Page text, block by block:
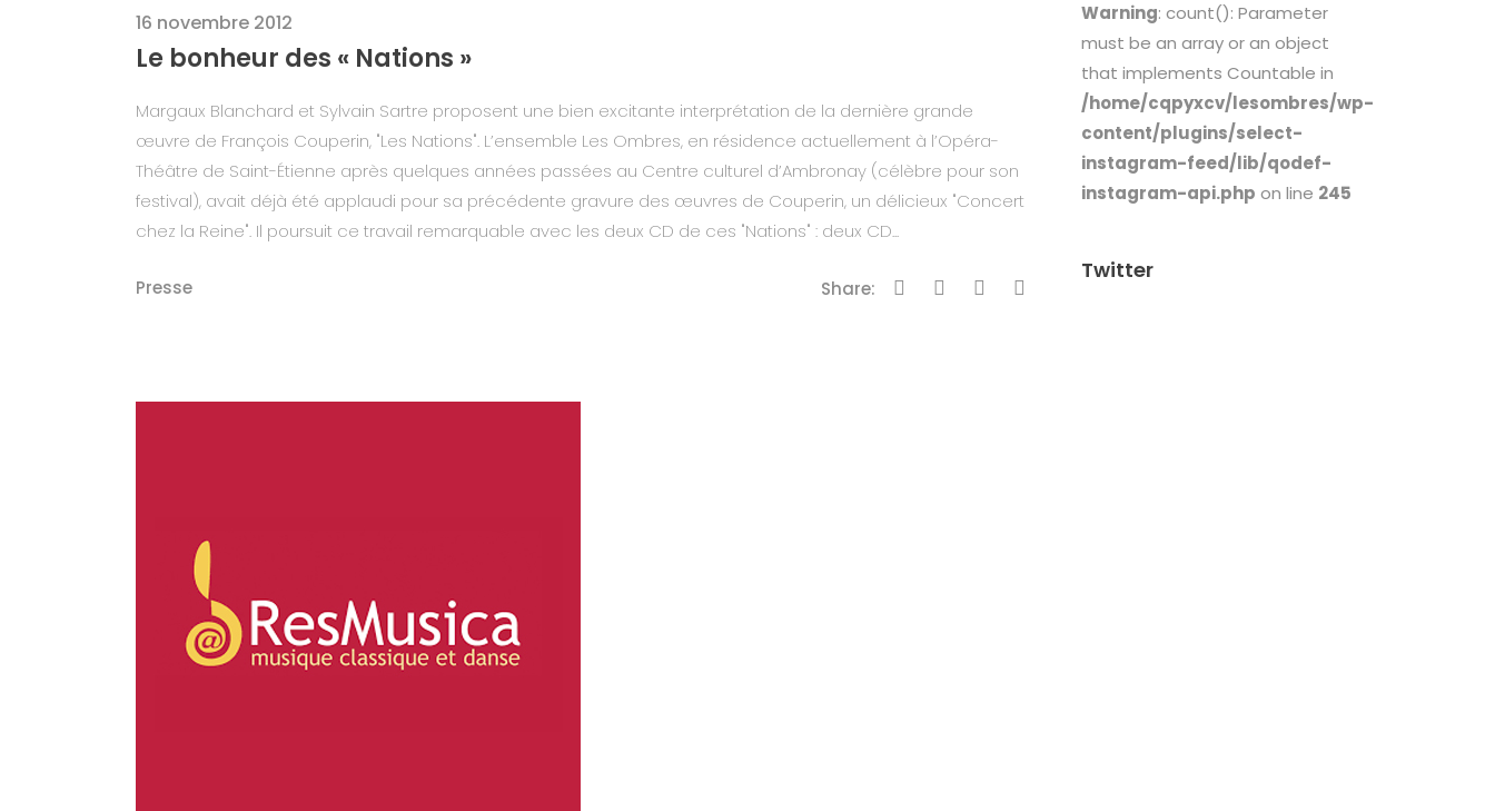
16 novembre 2012
Le bonheur des « Nations »
Margaux Blanchard et Sylvain Sartre proposent une bien excitante interprétation de la dernière grande
œuvre de François Couperin, "Les Nations". L’ensemble Les Ombres, en résidence actuellement à l’Opéra-
Théâtre de Saint-Étienne après quelques années passées au Centre culturel d’Ambronay (célèbre pour son
festival), avait déjà été applaudi pour sa précédente gravure des œuvres de Couperin, un délicieux "Concert
chez la Reine". Il poursuit ce travail remarquable avec les deux CD de ces "Nations" : deux CD...
Presse Share:
Warning: count(): Parameter
must be an array or an object
that implements Countable in
/home/cqpyxcv/lesombres/wp-
content/plugins/select-
instagram-feed/lib/qodef-
instagram-api.php on line 245
Twitter